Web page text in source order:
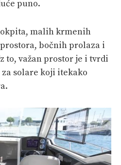
puno.
malih krmenih
bočnih prolaza i
to, važan prostor je i tvrdi
solare koji itekako